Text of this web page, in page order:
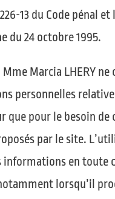
13 du Code pénal
du 24 octobre 1995.
Mme Marcia LHERY ne
personnelles
que pour le besoin de
par le site.
informations en toute
lorsqu’il